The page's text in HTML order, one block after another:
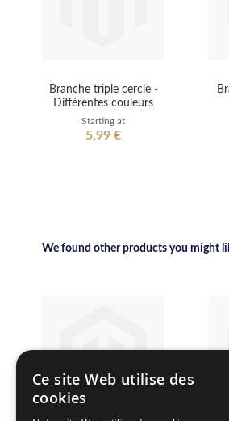
Branche triple cercle -
Différentes couleurs
Starting at
5,99 €
We found other products you might
Ce site Web utilise des
cookies